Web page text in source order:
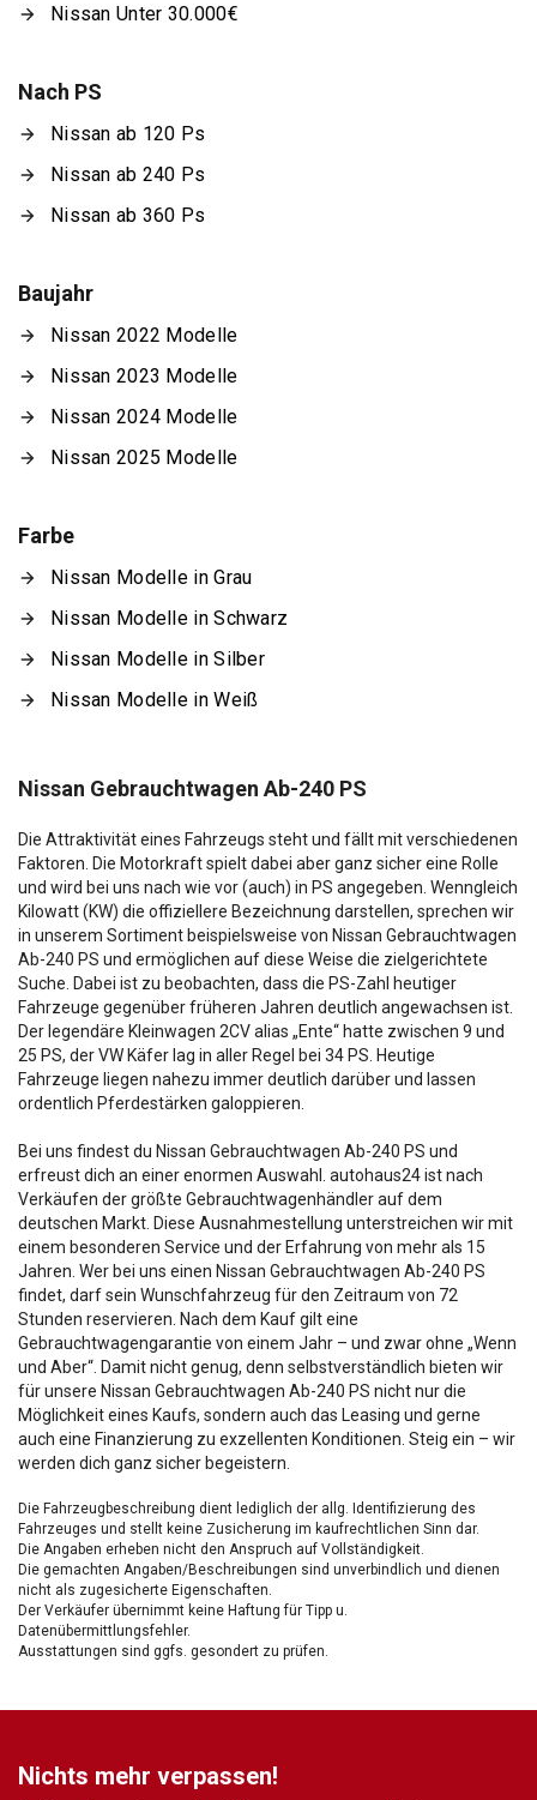
Nissan Unter 30.000€
Nach PS
Nissan ab 120 Ps
Nissan ab 240 Ps
Nissan ab 360 Ps
Baujahr
Nissan 2022 Modelle
Nissan 2023 Modelle
Nissan 2024 Modelle
Nissan 2025 Modelle
Farbe
Nissan Modelle in Grau
Nissan Modelle in Schwarz
Nissan Modelle in Silber
Nissan Modelle in Weiß
Nissan Gebrauchtwagen Ab-240 PS
Die Attraktivität eines Fahrzeugs steht und fällt mit verschiedenen
Faktoren. Die Motorkraft spielt dabei aber ganz sicher eine Rolle
und wird bei uns nach wie vor (auch) in PS angegeben. Wenngleich
Kilowatt (KW) die offiziellere Bezeichnung darstellen, sprechen wir
in unserem Sortiment beispielsweise von Nissan Gebrauchtwagen
Ab-240 PS und ermöglichen auf diese Weise die zielgerichtete
Suche. Dabei ist zu beobachten, dass die PS-Zahl heutiger
Fahrzeuge gegenüber früheren Jahren deutlich angewachsen ist.
Der legendäre Kleinwagen 2CV alias „Ente“ hatte zwischen 9 und
25 PS, der VW Käfer lag in aller Regel bei 34 PS. Heutige
Fahrzeuge liegen nahezu immer deutlich darüber und lassen
ordentlich Pferdestärken galoppieren.
Bei uns findest du Nissan Gebrauchtwagen Ab-240 PS und
erfreust dich an einer enormen Auswahl. autohaus24 ist nach
Verkäufen der größte Gebrauchtwagenhändler auf dem
deutschen Markt. Diese Ausnahmestellung unterstreichen wir mit
einem besonderen Service und der Erfahrung von mehr als 15
Jahren. Wer bei uns einen Nissan Gebrauchtwagen Ab-240 PS
findet, darf sein Wunschfahrzeug für den Zeitraum von 72
Stunden reservieren. Nach dem Kauf gilt eine
Gebrauchtwagengarantie von einem Jahr – und zwar ohne „Wenn
und Aber“. Damit nicht genug, denn selbstverständlich bieten wir
für unsere Nissan Gebrauchtwagen Ab-240 PS nicht nur die
Möglichkeit eines Kaufs, sondern auch das Leasing und gerne
auch eine Finanzierung zu exzellenten Konditionen. Steig ein – wir
werden dich ganz sicher begeistern.
Die Fahrzeugbeschreibung dient lediglich der allg. Identifizierung des
Fahrzeuges und stellt keine Zusicherung im kaufrechtlichen Sinn dar.
Die Angaben erheben nicht den Anspruch auf Vollständigkeit.
Die gemachten Angaben/Beschreibungen sind unverbindlich und dienen
nicht als zugesicherte Eigenschaften.
Der Verkäufer übernimmt keine Haftung für Tipp u.
Datenübermittlungsfehler.
Ausstattungen sind ggfs. gesondert zu prüfen.
Nichts mehr verpassen!